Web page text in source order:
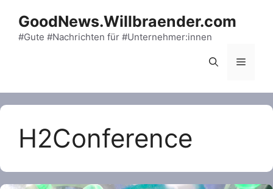
content
GoodNews.Willbraender.com
#Gute #Nachrichten für #Unternehmer:innen
Menu
H2Conference